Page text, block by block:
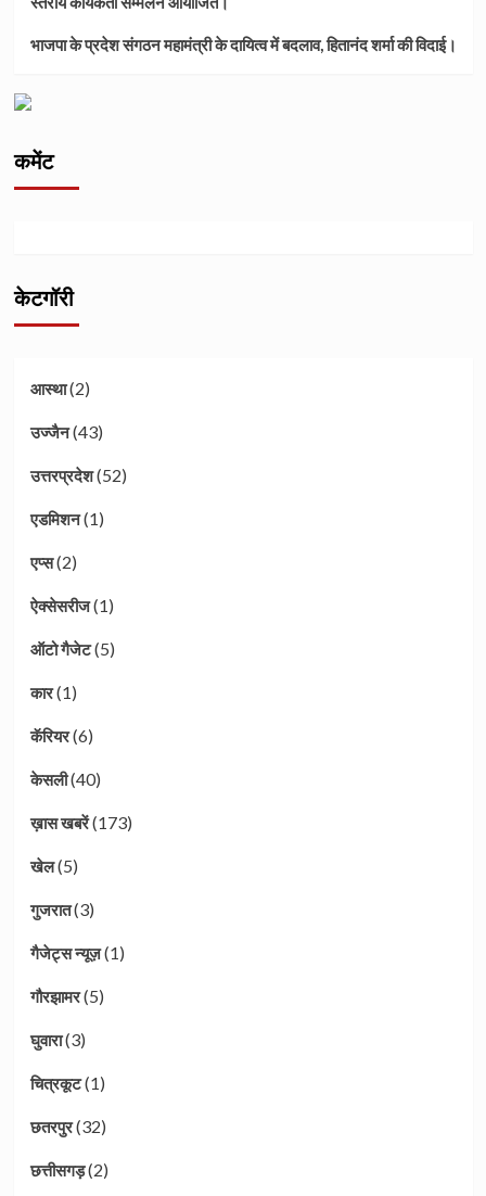
भाजपा के प्रदेश संगठन महामंत्री के दायित्व में बदलाव, हितानंद शर्मा की विदाई।
कमेंट
केटगॉरी
आस्था(2)
उज्जैन(43)
उत्तरप्रदेश(52)
एडमिशन(1)
एप्स(2)
ऐक्सेसरीज(1)
ऑटो गैजेट(5)
कार(1)
कॅरियर(6)
केसली(40)
ख़ास खबरें(173)
खेल(5)
गुजरात(3)
गैजेट्स न्यूज़(1)
गौरझामर(5)
घुवारा(3)
चित्रकूट(1)
छतरपुर(32)
छत्तीसगड़(2)